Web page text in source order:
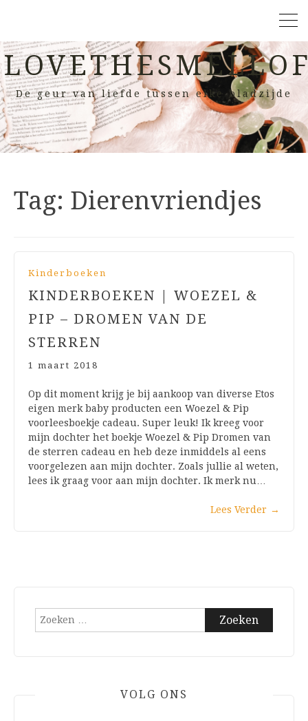
De geur van liefde tussen elke bladzijde
Tag: Dierenvriendjes
Kinderboeken
KINDERBOEKEN | WOEZEL &
PIP – DROMEN VAN DE
STERREN
1 maart 2018
Op dit moment krijg je bij aankoop van diverse Etos
eigen merk baby producten een Woezel & Pip
voorleesboekje cadeau. Super leuk! Ik kreeg voor
mijn dochter het boekje Woezel & Pip Dromen van
de sterren cadeau en heb deze inmiddels al eens
voorgelezen aan mijn dochter. Zoals jullie al weten,
lees ik graag voor aan mijn dochter. Ik merk nu…
Lees Verder →
Zoeken
VOLG ONS